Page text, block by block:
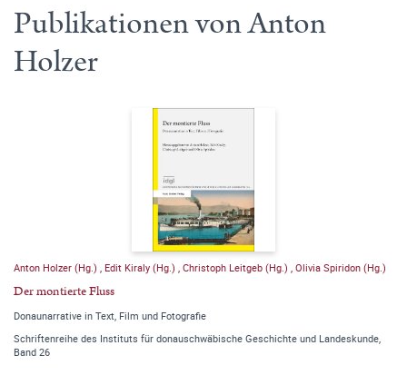
Publikationen von Anton
Holzer
Anton Holzer (Hg.) Edit Kiraly (Hg.) Christoph Leitgeb (Hg.) Olivia Spiridon (Hg.)
Der montierte Fluss
Donaunarrative in Text, Film und Fotografie
Schriftenreihe des Instituts für donauschwäbische Geschichte und Landeskunde,
Band 26